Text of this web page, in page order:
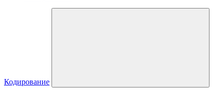
Кодирование